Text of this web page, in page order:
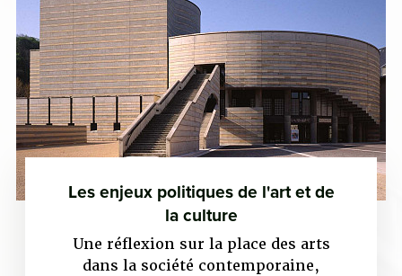
Les enjeux politiques de l'art et de
la culture
Une réflexion sur la place des arts
dans la société contemporaine,